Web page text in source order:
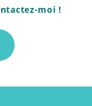
moi !